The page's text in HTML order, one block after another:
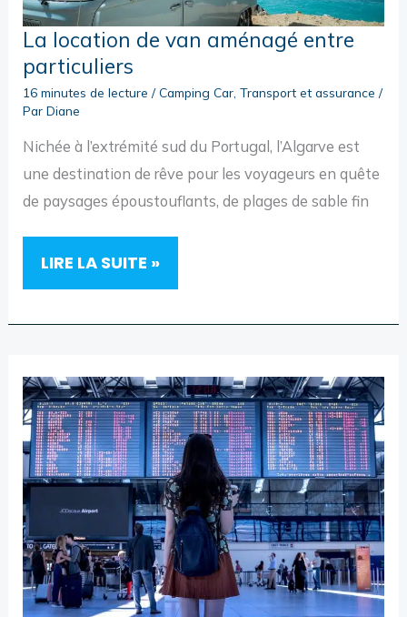
La location de van aménagé entre
particuliers
16 minutes de lecture /Camping Car ,Transport et assurance /
ParDiane
Nichée à l’extrémité sud du Portugal, l’Algarve est
une destination de rêve pour les voyageurs en quête
de paysages époustouflants, de plages de sable fin
LA
DE
AMÉNAGÉ
LIRE LA SUITE »